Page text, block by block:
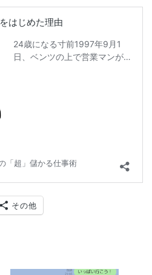
その他